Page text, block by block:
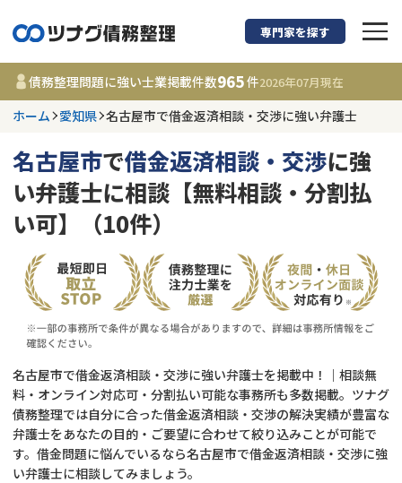
債務整理に強い弁
愛知県
事務所 965
件
更新日 :2026年07月31日
相談内容で探す
借金返済相談・交渉
時効援用
会社破産・法人破産
費用相場
債務整理
個人再生（民事再生）
専門家を探す
債務整理問題に強い士業掲載件数965件2026年07月現在
ホーム 愛知県 名古屋市で借金返済相談・交渉に強い弁護士
名古屋市で借金返済相談・交渉に強
い弁護士に相談【無料相談・分割払
い可】（10件）
名古屋市で借金返済相談・交渉に強い弁護士を掲載中！｜相談無
料・オンライン対応可・分割払い可能な事務所も多数掲載。ツナグ
債務整理では自分に合った借金返済相談・交渉の解決実績が豊富な
弁護士をあなたの目的・ご要望に合わせて絞り込みことが可能で
す。借金問題に悩んでいるなら名古屋市で借金返済相談・交渉に強
い弁護士に相談してみましょう。